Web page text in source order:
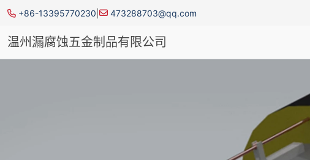
+86-13395770230 473288703@qq.com
温州漏腐蚀五金制品有限公司